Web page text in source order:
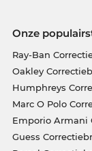
Onze
Ray-Ban
Oakley
Humphreys
Marc O Polo
Emporio Armani
Guess